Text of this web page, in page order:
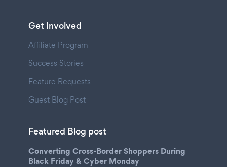
Get Involved
Affiliate Program
Success Stories
Feature Requests
Guest Blog Post
Featured Blog post
Converting Cross-Border Shoppers During
Black Friday & Cyber Monday